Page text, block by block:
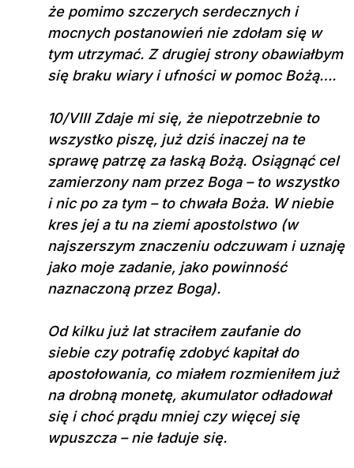
że pomimo szczerych serdecznych i
mocnych postanowień nie zdołam się w
tym utrzymać. Z drugiej strony obawiałbym
się braku wiary i ufności w pomoc Bożą….
10/VIII Zdaje mi się, że niepotrzebnie to
wszystko piszę, już dziś inaczej na te
sprawę patrzę za łaską Bożą. Osiągnąć cel
zamierzony nam przez Boga – to wszystko
i nic po za tym – to chwała Boża. W niebie
kres jej a tu na ziemi apostolstwo (w
najszerszym znaczeniu odczuwam i uznaję
jako moje zadanie, jako powinność
naznaczoną przez Boga).
Od kilku już lat straciłem zaufanie do
siebie czy potrafię zdobyć kapitał do
apostołowania, co miałem rozmieniłem już
na drobną monetę, akumulator odładował
się i choć prądu mniej czy więcej się
wpuszcza – nie ładuje się.